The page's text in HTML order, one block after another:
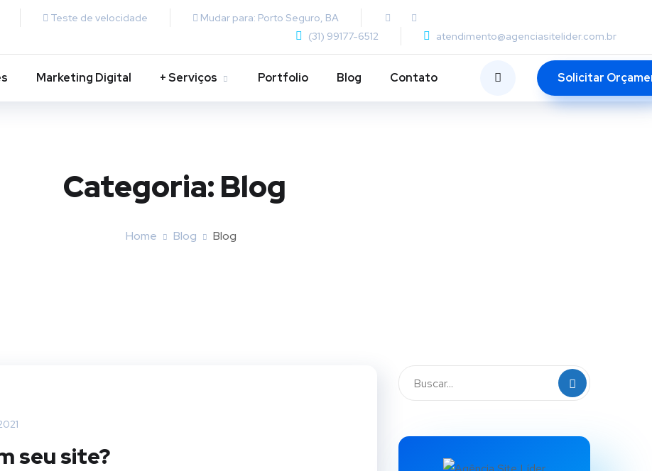
Teste de velocidade
Mudar para: Porto Seguro, BA
(31) 99177-6512
atendimento@agenciasitelider.com.br
Marketing Digital + Serviços Portfolio Blog Contato Solicitar
Categoria:Blog
Home Blog Blog
seu site?